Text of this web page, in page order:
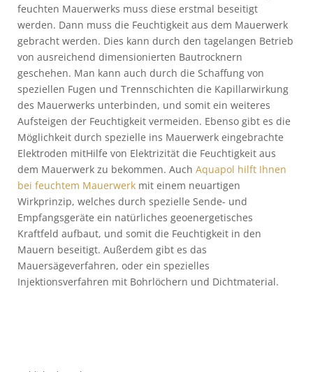
feuchten Mauerwerks muss diese erstmal beseitigt
werden. Dann muss die Feuchtigkeit aus dem Mauerwerk
gebracht werden. Dies kann durch den tagelangen Betrieb
von ausreichend dimensionierten Bautrocknern
geschehen. Man kann auch durch die Schaffung von
speziellen Fugen und Trennschichten die Kapillarwirkung
des Mauerwerks unterbinden, und somit ein weiteres
Aufsteigen der Feuchtigkeit vermeiden. Ebenso gibt es die
Möglichkeit durch spezielle ins Mauerwerk eingebrachte
Elektroden mitHilfe von Elektrizität die Feuchtigkeit aus
dem Mauerwerk zu bekommen. Auch Aquapol hilft Ihnen
bei feuchtem Mauerwerk mit einem neuartigen
Wirkprinzip, welches durch spezielle Sende- und
Empfangsgeräte ein natürliches geoenergetisches
Kraftfeld aufbaut, und somit die Feuchtigkeit in den
Mauern beseitigt. Außerdem gibt es das
Mauersägeverfahren, oder ein spezielles
Injektionsverfahren mit Bohrlöchern und Dichtmaterial.